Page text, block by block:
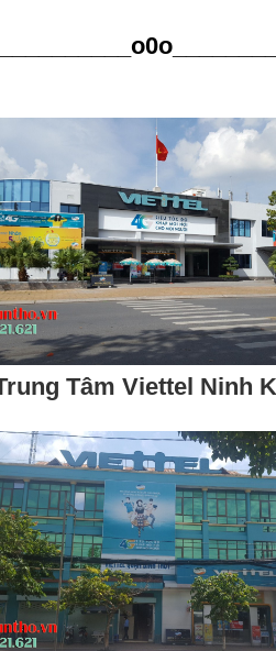
Tâm Viettel Ninh